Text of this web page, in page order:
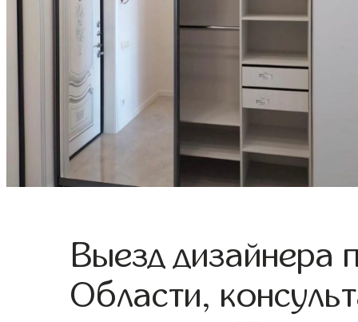
Выезд дизайнера
Области,